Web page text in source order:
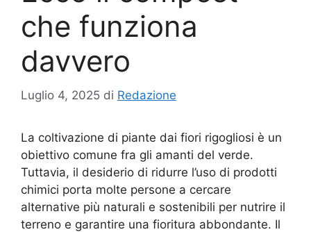
che funziona
davvero
Luglio 4, 2025 di Redazione
La coltivazione di piante dai fiori rigogliosi è un
obiettivo comune fra gli amanti del verde.
Tuttavia, il desiderio di ridurre l’uso di prodotti
chimici porta molte persone a cercare
alternative più naturali e sostenibili per nutrire il
terreno e garantire una fioritura abbondante. Il